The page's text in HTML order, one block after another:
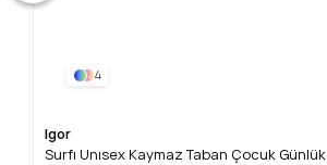
4
Igor
Surfı Unısex Kaymaz Taban Çocuk Günlük